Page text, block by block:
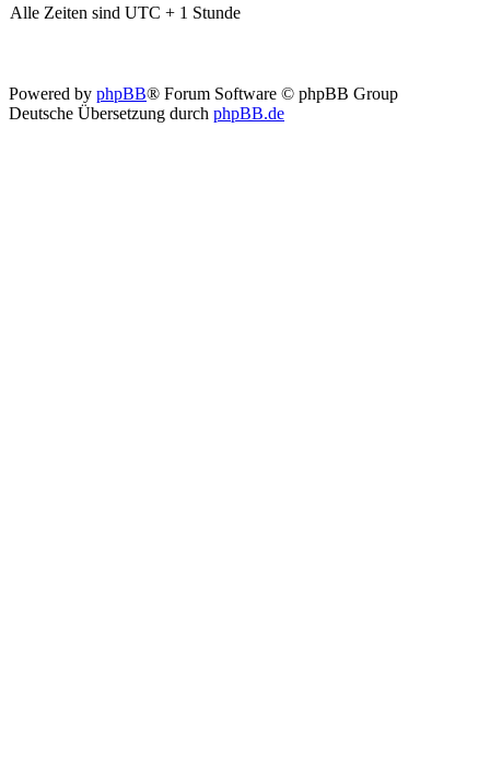
Alle Zeiten sind UTC + 1 Stunde
Powered by phpBB® Forum Software © phpBB Group
Deutsche Übersetzung durch phpBB.de